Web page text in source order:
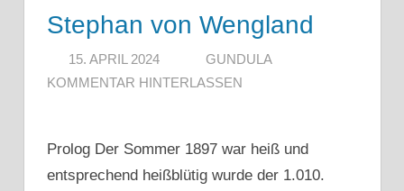
Stephan von Wengland
15. APRIL 2024
GUNDULA
KOMMENTAR HINTERLASSEN
Prolog Der Sommer 1897 war heiß und
entsprechend heißblütig wurde der 1.010.